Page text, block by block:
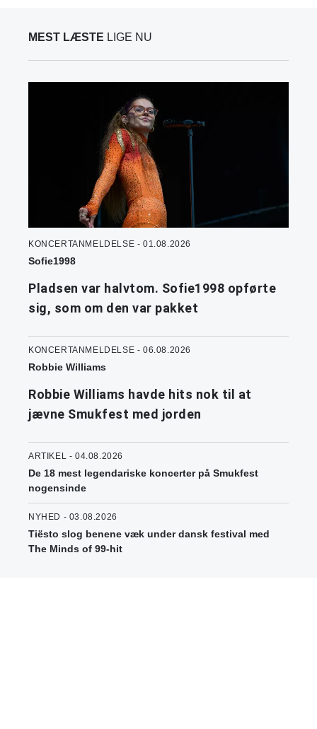
MEST LÆSTE LIGE NU
KONCERTANMELDELSE - 01.08.2026
Sofie1998
Pladsen var halvtom. Sofie1998 opførte
sig, som om den var pakket
KONCERTANMELDELSE - 06.08.2026
Robbie Williams
Robbie Williams havde hits nok til at
jævne Smukfest med jorden
ARTIKEL - 04.08.2026
De 18 mest legendariske koncerter på Smukfest
nogensinde
NYHED - 03.08.2026
Tiësto slog benene væk under dansk festival med
The Minds of 99-hit